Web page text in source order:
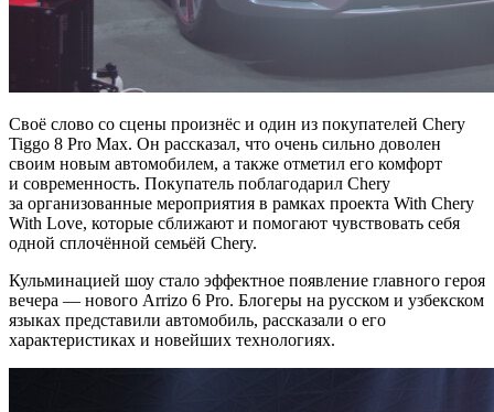
Своё слово со сцены произнёс и один из покупателей Chery
Tiggo 8 Pro Max. Он рассказал, что очень сильно доволен
своим новым автомобилем, а также отметил его комфорт
и современность. Покупатель поблагодарил Chery
за организованные мероприятия в рамках проекта With Chery
With Love, которые сближают и помогают чувствовать себя
одной сплочённой семьёй Chery.
Кульминацией шоу стало эффектное появление главного героя
вечера — нового Arrizo 6 Pro. Блогеры на русском и узбекском
языках представили автомобиль, рассказали о его
характеристиках и новейших технологиях.